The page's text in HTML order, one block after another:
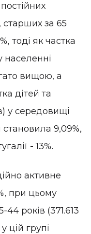
старших за 65
тоді як частка
населенні
вищою, а
дітей та
у середовищі
становила 9,09%,
- 13%.
активне
при цьому
років (371.613
цій групі